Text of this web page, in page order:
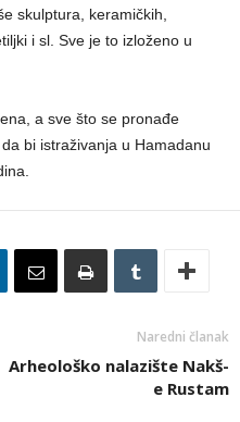
skulptura, keramičkih,
i sl. Sve je to izloženo u
a sve što se pronađe
bi istraživanja u Hamadanu
Naredni članak
Arheološko nalazište Nakš-
e Rustam